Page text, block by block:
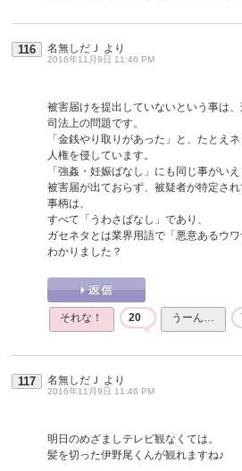
116 名無しだＪ より
2016年11月9日 11:46 PM
被害届けを提出していないという事は
司法上の問題です。
「金銭やり取りがあった」と、たとえ
人権を侵しています。
「強姦・妊娠ばなし」にも同じ事がいえ
被害届が出ておらず、被疑者が特定さ
事柄は、
すべて「うわさばなし」であり、
ガセネタとは業界用語で「悪意あるウワ
わかりました？
それな！ 20 うーん…
117 名無しだＪ より
2016年11月9日 11:46 PM
明日のめざましテレビ観なくては。
髪を切った伊野尾くんが観れますね♪